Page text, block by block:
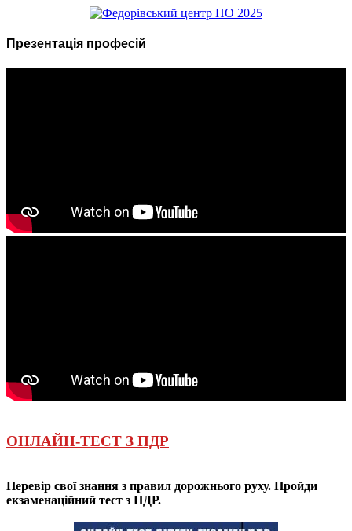
Презентація професій
ОНЛАЙН-ТЕСТ З ПДР
Перевір свої знання з правил дорожнього руху. Пройди
екзаменаційний тест з ПДР.